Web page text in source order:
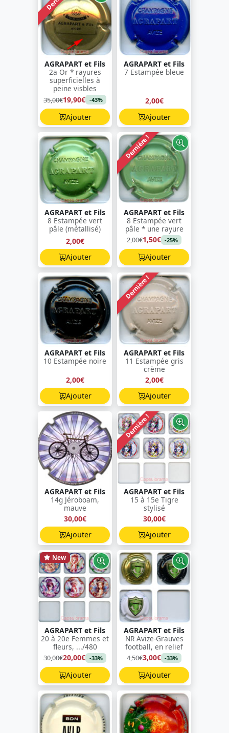
AGRAPART et Fils
2a Or * rayures
superficielles à
peine visbles
35,00€19,90€ -43%
Ajouter
AGRAPART et Fils
7 Estampée bleue
2,00€
Ajouter
AGRAPART et Fils
8 Estampée vert
pâle (métallisé)
2,00€
Ajouter
Dernière !
AGRAPART et Fils
8 Estampée vert
pâle * une rayure
2,00€1,50€ -25%
Ajouter
AGRAPART et Fils
10 Estampée noire
2,00€
Ajouter
Dernière !
AGRAPART et Fils
11 Estampée gris
crème
2,00€
Ajouter
AGRAPART et Fils
14g Jéroboam,
mauve
30,00€
Ajouter
Dernière !
AGRAPART et Fils
15 à 15e Tigre
stylisé
30,00€
Ajouter
New
AGRAPART et Fils
20 à 20e Femmes et
fleurs, .../480
30,00€20,00€ -33%
Ajouter
AGRAPART et Fils
NR Avize-Grauves
football, en relief
4,50€3,00€ -33%
Ajouter